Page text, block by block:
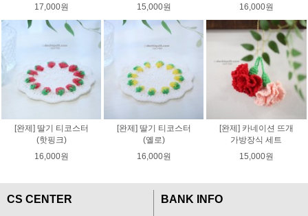
17,000원
15,000원
16,000원
[완제] 딸기 티코스터
(핫핑크)
16,000원
[완제] 딸기 티코스터
(옐로)
16,000원
[완제] 카네이션 뜨개
가방장식 세트
15,000원
CS CENTER
BANK INFO